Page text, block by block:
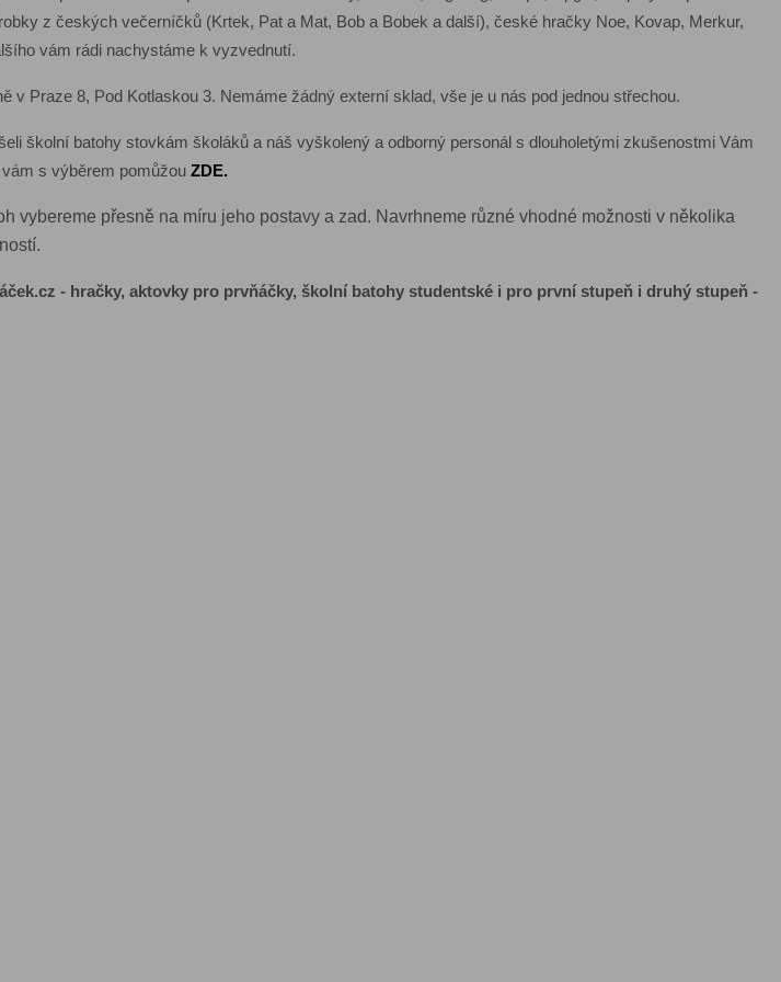
z českých večerníčků (Krtek, Pat a Mat, Bob a Bobek a další), české hračky Noe, Kovap, Merkur,
vám rádi nachystáme k vyzvednutí.
Praze 8, Pod Kotlaskou 3. Nemáme žádný externí sklad, vše je u nás pod jednou střechou.
školní batohy stovkám školáků a náš vyškolený a odborný personál s dlouholetými zkušenostmi Vám
vám s výběrem pomůžouZDE.
přesně na míru jeho postavy a zad. Navrhneme různé vhodné možnosti v několika
- hračky, aktovky pro prvňáčky, školní batohy studentské i pro první stupeň i druhý stupeň -